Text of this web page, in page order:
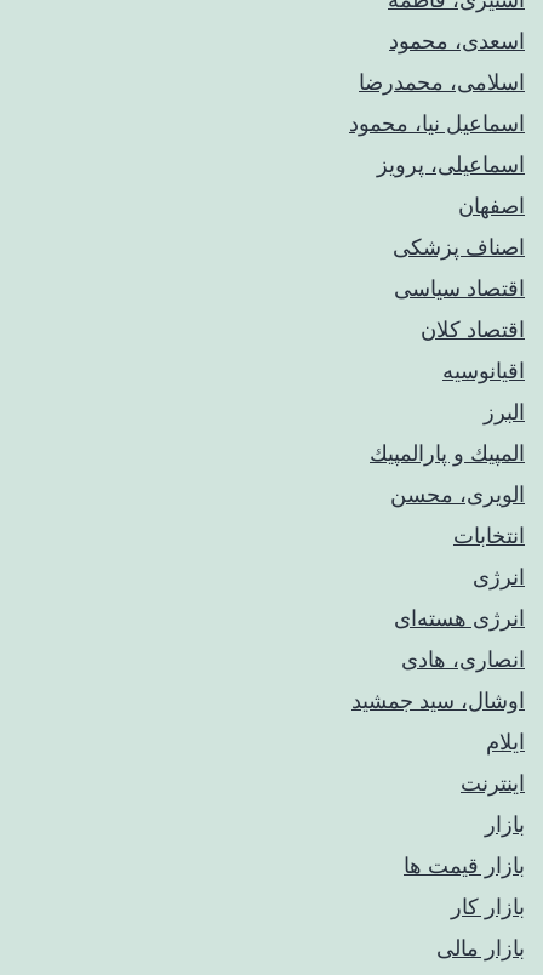
اسعدی، محمود
اسلامی، محمدرضا
اسماعیل نیا، محمود
اسماعیلی، پرویز
اصفهان
اصناف پزشکی
اقتصاد سیاسی
اقتصاد کلان
اقیانوسیه
البرز
المپيك و پارالمپيك
الویری، محسن
انتخابات
انرژی
انرژی هسته‌ای
انصاری، هادی
اوشال، سید جمشید
ایلام
اینترنت
بازار
بازار قیمت ها
بازار کار
بازار مالی